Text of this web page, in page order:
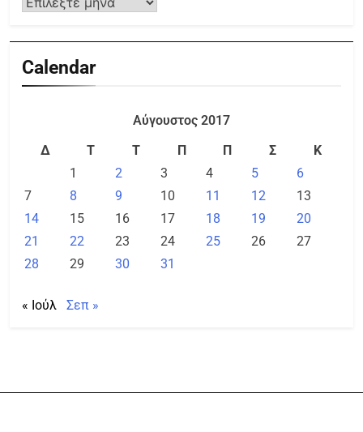
Calendar
Αύγουστος 2017
Δ
Τ Τ Π Π Σ
Κ
1
2 3 4 5
6
7
8 9 10 11 12
13
14
15 16 17 18 19
20
21
22 23 24 25 26
27
28
29 30 31
« Ιούλ Σεπ »